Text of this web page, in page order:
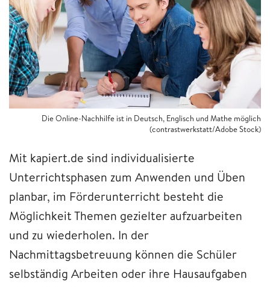
Die Online-Nachhilfe ist in Deutsch, Englisch und Mathe möglich
(contrastwerkstatt/Adobe Stock)
Mit kapiert.de sind individualisierte
Unterrichtsphasen zum Anwenden und Üben
planbar, im Förderunterricht besteht die
Möglichkeit Themen gezielter aufzuarbeiten
und zu wiederholen. In der
Nachmittagsbetreuung können die Schüler
selbständig Arbeiten oder ihre Hausaufgaben